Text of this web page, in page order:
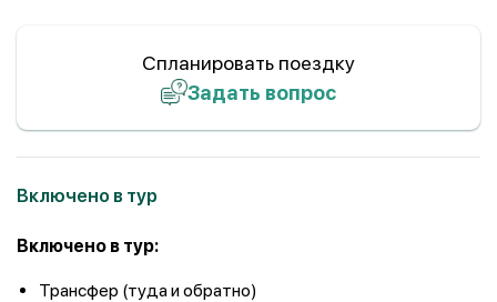
Спланировать поездку
Задать вопрос
Включено в тур
Включено в тур:
Трансфер (туда и обратно)